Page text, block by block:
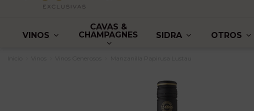
VINOS
CAVAS &
CHAMPAGNES
SIDRA OTROS